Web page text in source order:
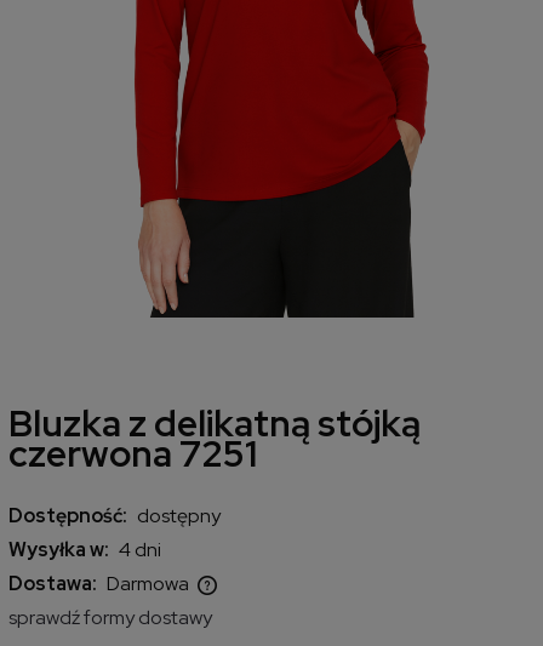
Bluzka z delikatną stójką
czerwona 7251
Dostępność: dostępny
Wysyłka w: 4 dni
Dostawa: Darmowa
Cena nie zawiera ewentualnych kosztów płatności
sprawdź formy dostawy